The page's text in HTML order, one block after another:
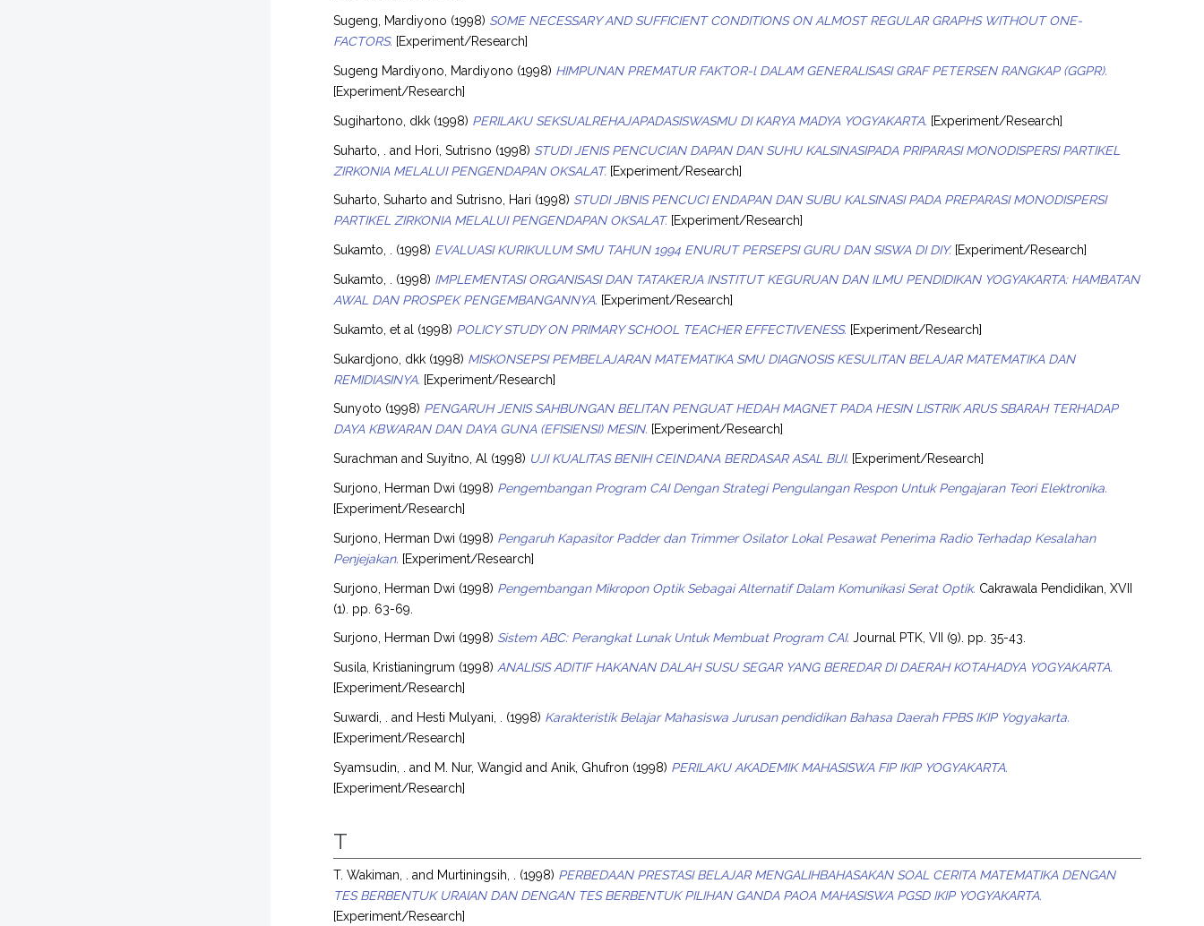
Sugeng, Mardiyono (1998) SOME NECESSARY AND SUFFICIENT CONDITIONS ON ALMOST REGULAR GRAPHS WITHOUT ONE-
FACTORS. [Experiment/Research]
Sugeng Mardiyono, Mardiyono (1998) HIMPUNAN PREMATUR FAKTOR-l DALAM GENERALISASI GRAF PETERSEN RANGKAP (GGPR).
[Experiment/Research]
Sugihartono, dkk (1998) PERILAKU SEKSUALREHAJAPADASISWASMU DI KARYA MADYA YOGYAKARTA. [Experiment/Research]
Suharto, . and Hori, Sutrisno (1998) STUDI JENIS PENCUCIAN DAPAN DAN SUHU KALSINASIPADA PRIPARASI MONODISPERSI PARTIKEL
ZIRKONIA MELALUI PENGENDAPAN OKSALAT. [Experiment/Research]
Suharto, Suharto andSutrisno, Hari (1998) STUDI JBNIS PENCUCI ENDAPAN DAN SUBU KALSINASI PADA PREPARASI MONODISPERSI
PARTIKEL ZIRKONIA MELALUI PENGENDAPAN OKSALAT. [Experiment/Research]
Sukamto, . (1998) EVALUASI KURIKULUM SMU TAHUN 1994 ENURUT PERSEPSI GURU DAN SISWA DI DIY. [Experiment/Research]
Sukamto, . (1998) IMPLEMENTASI ORGANISASI DAN TATAKERJA INSTITUT KEGURUAN DAN ILMU PENDIDIKAN YOGYAKARTA: HAMBATAN
AWAL DAN PROSPEK PENGEMBANGANNYA. [Experiment/Research]
Sukamto, et al (1998) POLICY STUDY ON PRIMARY SCHOOL TEACHER EFFECTIVENESS. [Experiment/Research]
Sukardjono, dkk (1998) MISKONSEPSI PEMBELAJARAN MATEMATIKA SMU DIAGNOSIS KESULITAN BELAJAR MATEMATIKA DAN
REMIDIASINYA. [Experiment/Research]
Sunyoto (1998) PENGARUH JENIS SAHBUNGAN BELITAN PENGUAT HEDAH MAGNET PADA HESIN LISTRIK ARUS SBARAH TERHADAP
DAYA KBWARAN DAN DAYA GUNA (EFISIENSI) MESIN. [Experiment/Research]
Surachman andSuyitno, Al (1998) UJI KUALITAS BENIH CElNDANA BERDASAR ASAL BIJI. [Experiment/Research]
Surjono, Herman Dwi (1998) Pengembangan Program CAI Dengan Strategi Pengulangan Respon Untuk Pengajaran Teori Elektronika.
[Experiment/Research]
Surjono, Herman Dwi (1998) Pengaruh Kapasitor Padder dan Trimmer Osilator Lokal Pesawat Penerima Radio Terhadap Kesalahan
Penjejakan. [Experiment/Research]
Surjono, Herman Dwi (1998) Pengembangan Mikropon Optik Sebagai Alternatif Dalam Komunikasi Serat Optik. Cakrawala Pendidikan, XVII
(1). pp. 63-69.
Surjono, Herman Dwi (1998) Sistem ABC: Perangkat Lunak Untuk Membuat Program CAI. Journal PTK, VII (9). pp. 35-43.
Susila, Kristianingrum (1998) ANALISIS ADITIF HAKANAN DALAH SUSU SEGAR YANG BEREDAR DI DAERAH KOTAHADYA YOGYAKARTA.
[Experiment/Research]
Suwardi, . and Hesti Mulyani, . (1998) Karakteristik Belajar Mahasiswa Jurusan pendidikan Bahasa Daerah FPBS IKIP Yogyakarta.
[Experiment/Research]
Syamsudin, . and M. Nur, Wangid andAnik, Ghufron (1998) PERILAKU AKADEMIK MAHASISWA FIP IKIP YOGYAKARTA.
[Experiment/Research]
T
T. Wakiman, . and Murtiningsih, . (1998) PERBEDAAN PRESTASI BELAJAR MENGALIHBAHASAKAN SOAL CERITA MATEMATIKA DENGAN
TES BERBENTUK URAIAN DAN DENGAN TES BERBENTUK PILIHAN GANDA PAOA MAHASISWA PGSD IKIP YOGYAKARTA.
[Experiment/Research]